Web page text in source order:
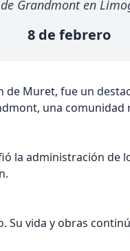
Grandmont en
8 de febrero
Muret, fue un
una
la administración
Su vida y obras